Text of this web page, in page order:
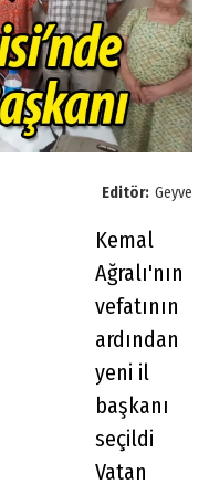
Editör: Geyve
Kemal
Ağralı'nın
vefatının
ardından
yeni il
başkanı
seçildi
Vatan